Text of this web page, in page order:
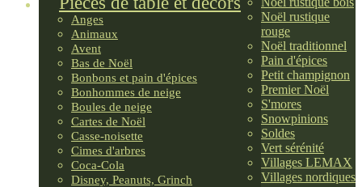
Anges
Animaux
Avent
Bas de Noël
Bonbons et pain d'épices
Bonhommes de neige
Boules de neige
Cartes de Noël
Casse-noisette
Cimes d'arbres
Coca-Cola
Disney, Peanuts, Grinch
Noël rustique
rouge
Noël traditionnel
Pain d'épices
Petit champignon
Premier Noël
S'mores
Snowpinions
Soldes
Vert sérénité
Villages LEMAX
Villages nordiques